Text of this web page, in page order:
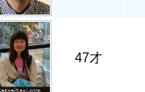
47才